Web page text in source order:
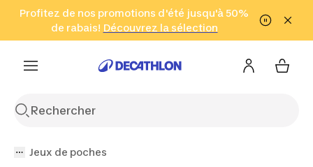
Aller à la recherche Aller au contenu Aller au pied de
Profitez de nos promotions d'été jusqu'à 50%
de rabais! Découvrez la sélection
Cliquez ici
en seulement 2 h!
(Zones sélectionnées)
Jeux de poches